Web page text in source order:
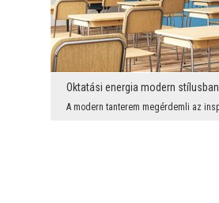
Oktatási energia modern stílusban